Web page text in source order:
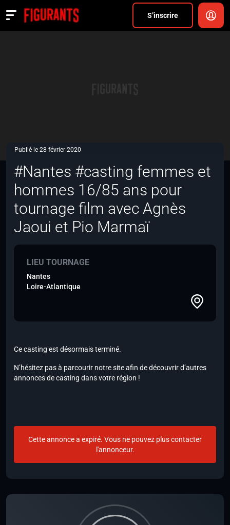
S’inscrire
Actualités
Publié le 28 février 2020
#Nantes #casting femmes et
hommes 16/85 ans pour
tournage film avec Agnès
Jaoui et Pio Marmaï
LIEU TOURNAGE
Nantes
Loire-Atlantique
Ce casting est désormais terminé.
N’hésitez pas à parcourir notre site afin de découvrir d’autres
annonces de casting dans votre région !
Cette annonce a expiré. Vous ne pouvez plus contacter
l'annonceur.